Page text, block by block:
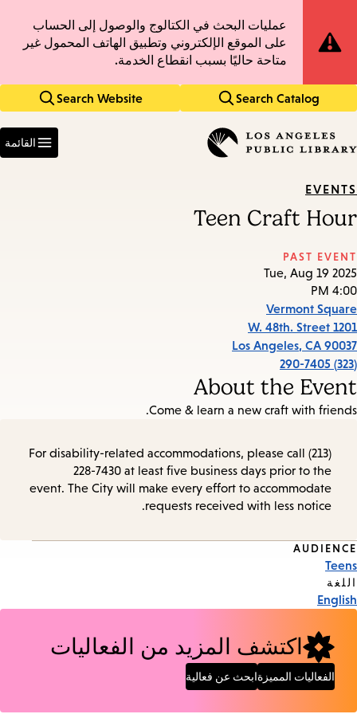
Skip
to
main
content
Skip
to
main
navigation
Site
Notification
عمليات البحث في الكتالوج والوصول إلى الحساب
على الموقع الإلكتروني وتطبيق الهاتف المحمول غير
متاحة حاليًا بسبب انقطاع الخدمة.
Search Catalog
Search Website
keywords
القائمة
EVENTS
Teen Craft Hour
PAST EVENT
Tue, Aug 19 2025
4:00 PM
Vermont Square
1201 W. 48th. Street
Los Angeles, CA 90037
(323) 290-7405
About the Event
Come & learn a new craft with friends.
For disability-related accommodations, please call (213)
228-7430 at least five business days prior to the
event. The City will make every effort to accommodate
requests received with less notice.
Event
Tags
AUDIENCE
Teens
اللغة
English
اكتشف المزيد من الفعاليات
الفعاليات المميزةابحث عن فعالية